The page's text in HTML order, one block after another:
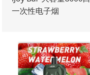
一次性电子烟